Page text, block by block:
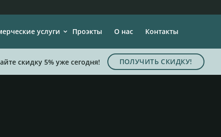
услуги Проэкты О нас Контакты
скидку 5% уже сегодня! ПОЛУЧИТЬ СКИДКУ!